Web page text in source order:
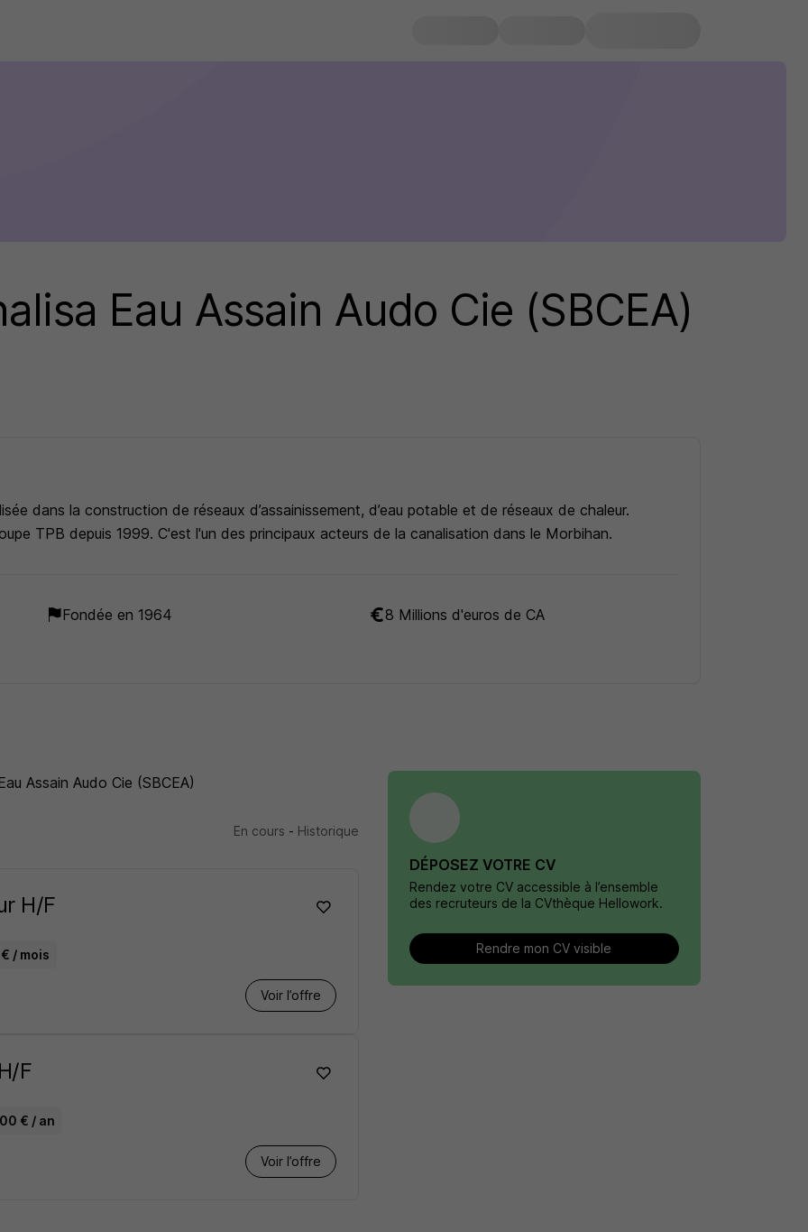
Eau Assain Audo Cie (SBCEA)
dans la construction de réseaux d’assainissement, d’eau potable et de réseaux de chaleur.
TPB depuis 1999. C'est l'un des principaux acteurs de la canalisation dans le Morbihan.
Fondée en 1964
8 Millions d'euros de CA
Assain Audo Cie (SBCEA)
En cours - Historique
H/F
/ mois
Voir l’offre
F
€ / an
Voir l’offre
DÉPOSEZ VOTRE CV
Rendez votre CV accessible à l’ensemble
des recruteurs de la CVthèque Hellowork.
Rendre mon CV visible